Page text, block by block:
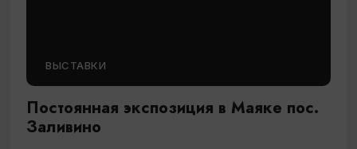
ВЫСТАВКИ
Постоянная экспозиция в Маяке пос.
Заливино